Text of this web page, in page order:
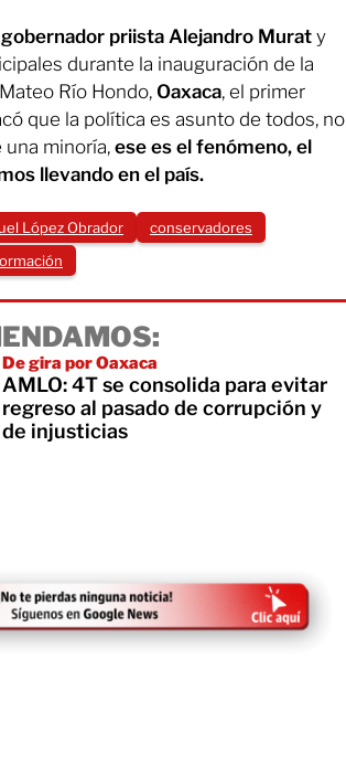
gobernador priista Alejandro Murat y
durante la inauguración de la
Río Hondo, Oaxaca, el primer
que la política es asunto de todos, no
una minoría, ese es el fenómeno, el
llevando en el país.
López Obrador
conservadores
De gira por Oaxaca
AMLO: 4T se consolida para evitar
regreso al pasado de corrupción y
de injusticias